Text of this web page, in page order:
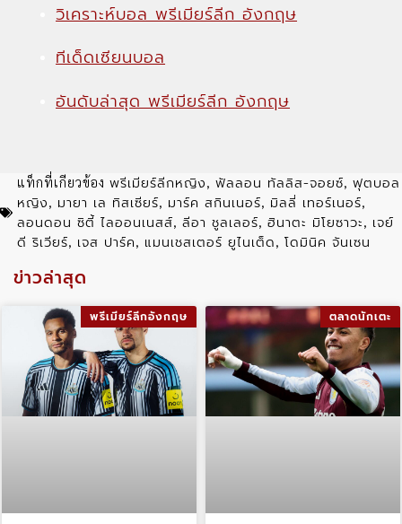
วิเคราะห์บอล พรีเมียร์ลีก อังกฤษ
ทีเด็ดเซียนบอล
อันดับล่าสุด พรีเมียร์ลีก อังกฤษ
แท็กที่เกียวข้อง พรีเมียร์ลีกหญิง, ฟัลลอน ทัลลิส-จอยซ์, ฟุตบอล
หญิง, มายา เล ทิสเซียร์, มาร์ค สกินเนอร์, มิลลี่ เทอร์เนอร์,
ลอนดอน ซิตี้ ไลออนเนสส์, ลีอา ชูลเลอร์, ฮินาตะ มิโยซาวะ, เจย์
ดี ริเวียร์, เจส ปาร์ค, แมนเชสเตอร์ ยูไนเต็ด, โดมินิค จันเซน
ข่าวล่าสุด
พรีเมียร์ลีกอังกฤษ ตลาดนักเตะ